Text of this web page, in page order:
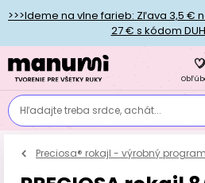
>>>Ideme na vlne farieb: Zľava 3,5 €
27 € s kódom
Hľadajte treba srdce, achát...
Preciosa® rokajl - výrobný program